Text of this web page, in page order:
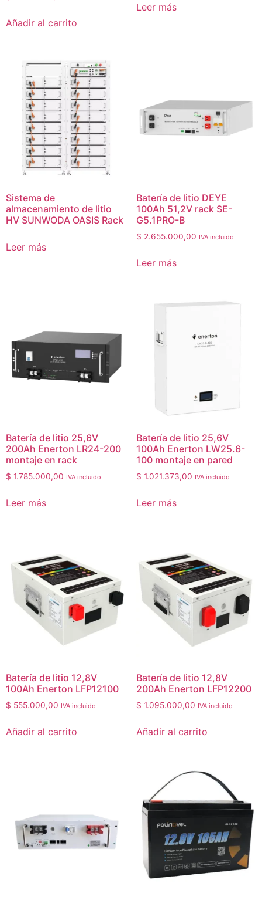
Añadir al carrito
Leer más
Sistema de
almacenamiento de litio
HV SUNWODA OASIS Rack
Leer más
Batería de litio DEYE
100Ah 51,2V rack SE-
G5.1PRO-B
$ 2.655.000,00 IVA incluido
Leer más
Batería de litio 25,6V
200Ah Enerton LR24-200
montaje en rack
$ 1.785.000,00 IVA incluido
Leer más
Batería de litio 25,6V
100Ah Enerton LW25.6-
100 montaje en pared
$ 1.021.373,00 IVA incluido
Leer más
Batería de litio 12,8V
100Ah Enerton LFP12100
$ 555.000,00 IVA incluido
Añadir al carrito
Batería de litio 12,8V
200Ah Enerton LFP12200
$ 1.095.000,00 IVA incluido
Añadir al carrito